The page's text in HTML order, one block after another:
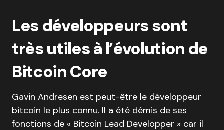
Les développeurs sont
très utiles à l’évolution de
Bitcoin Core
Gavin Andresen est peut-être le développeur
bitcoin le plus connu. Il a été démis de ses
fonctions de « Bitcoin Lead Developper » car il